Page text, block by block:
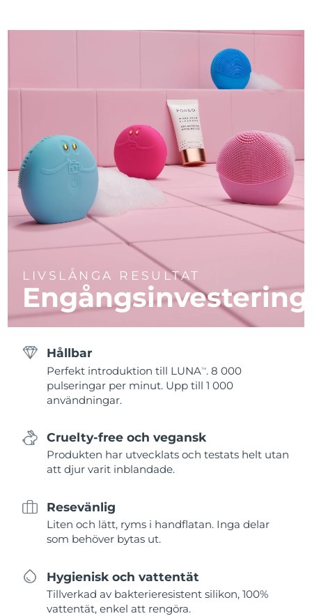
LIVSLÅNGA RESULTAT
Engångsinvestering
Hållbar
Perfekt introduktion till LUNATM . 8 000
pulseringar per minut. Upp till 1 000
användningar.
Cruelty-free och vegansk
Produkten har utvecklats och testats helt utan
att djur varit inblandade.
Resevänlig
Liten och lätt, ryms i handflatan. Inga delar
som behöver bytas ut.
Hygienisk och vattentät
Tillverkad av bakterieresistent silikon, 100%
vattentät, enkel att rengöra.